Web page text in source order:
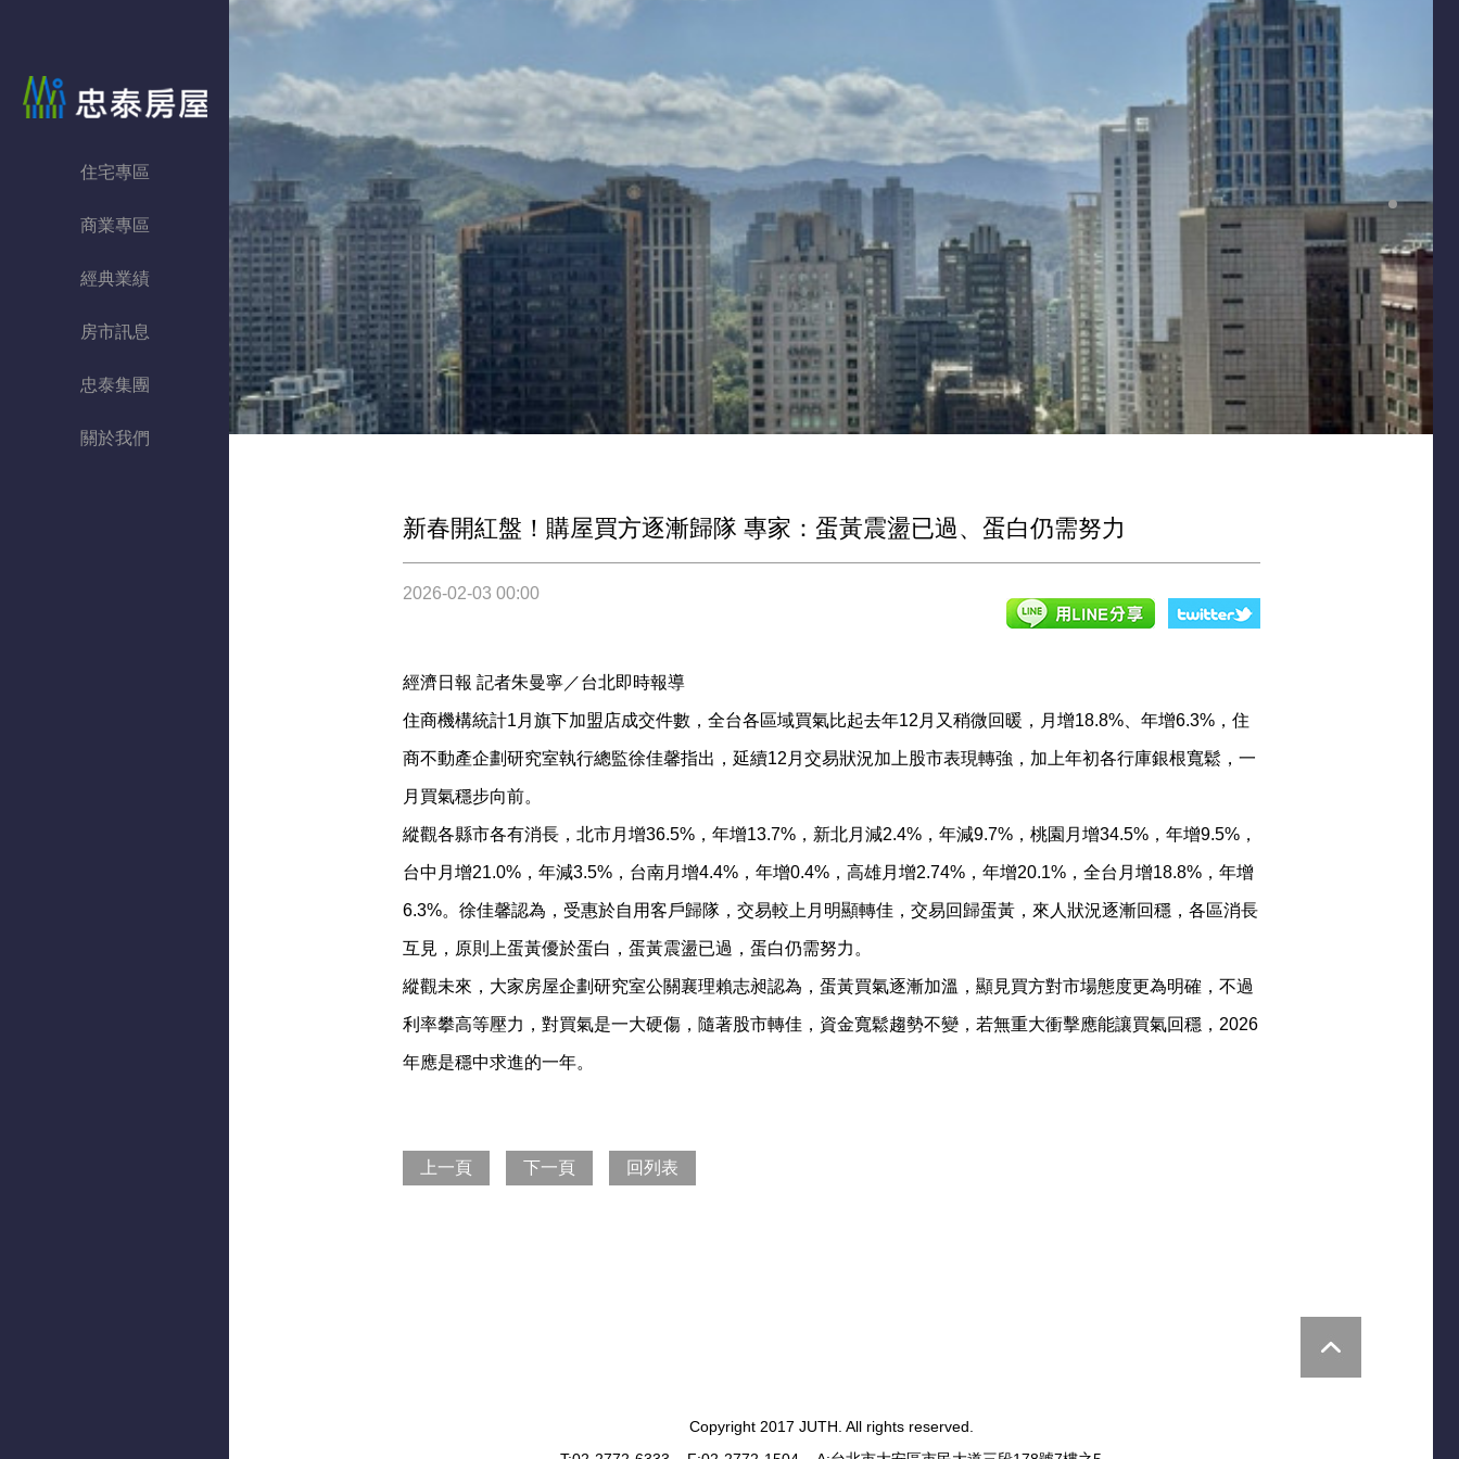
忠泰房屋
住宅專區
商業專區
經典業績
房市訊息
忠泰集團
關於我們
新春開紅盤！購屋買方逐漸歸隊 專家：蛋黃震盪已過、蛋白仍需努力
2026-02-03 00:00
經濟日報 記者朱曼寧／台北即時報導
住商機構統計1月旗下加盟店成交件數，全台各區域買氣比起去年12月又稍微回暖，月增18.8%、年增6.3%，住
商不動產企劃研究室執行總監徐佳馨指出，延續12月交易狀況加上股市表現轉強，加上年初各行庫銀根寬鬆，一
月買氣穩步向前。
縱觀各縣市各有消長，北市月增36.5%，年增13.7%，新北月減2.4%，年減9.7%，桃園月增34.5%，年增9.5%，
台中月增21.0%，年減3.5%，台南月增4.4%，年增0.4%，高雄月增2.74%，年增20.1%，全台月增18.8%，年增
6.3%。徐佳馨認為，受惠於自用客戶歸隊，交易較上月明顯轉佳，交易回歸蛋黃，來人狀況逐漸回穩，各區消長
互見，原則上蛋黃優於蛋白，蛋黃震盪已過，蛋白仍需努力。
縱觀未來，大家房屋企劃研究室公關襄理賴志昶認為，蛋黃買氣逐漸加溫，顯見買方對市場態度更為明確，不過
利率攀高等壓力，對買氣是一大硬傷，隨著股市轉佳，資金寬鬆趨勢不變，若無重大衝擊應能讓買氣回穩，2026
年應是穩中求進的一年。
上一頁 下一頁 回列表
Copyright 2017 JUTH. All rights reserved.